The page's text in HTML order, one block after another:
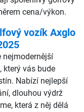
cena/výkon.
vozík Axglo
nejmodernější
který vás bude
Nabízí nejlepší
dlouhou výdrž
která z něj dělá